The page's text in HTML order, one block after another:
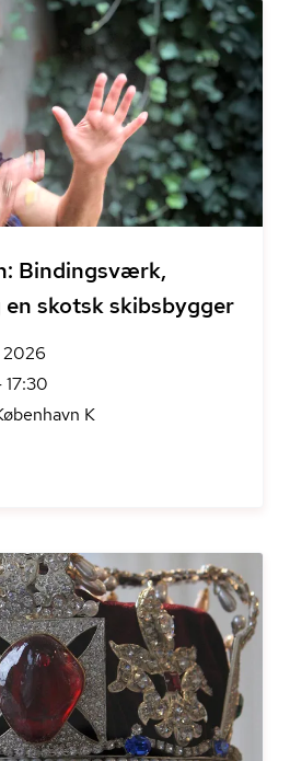
Bindingsværk,
en skotsk skibsbygger
2026
17:30
K